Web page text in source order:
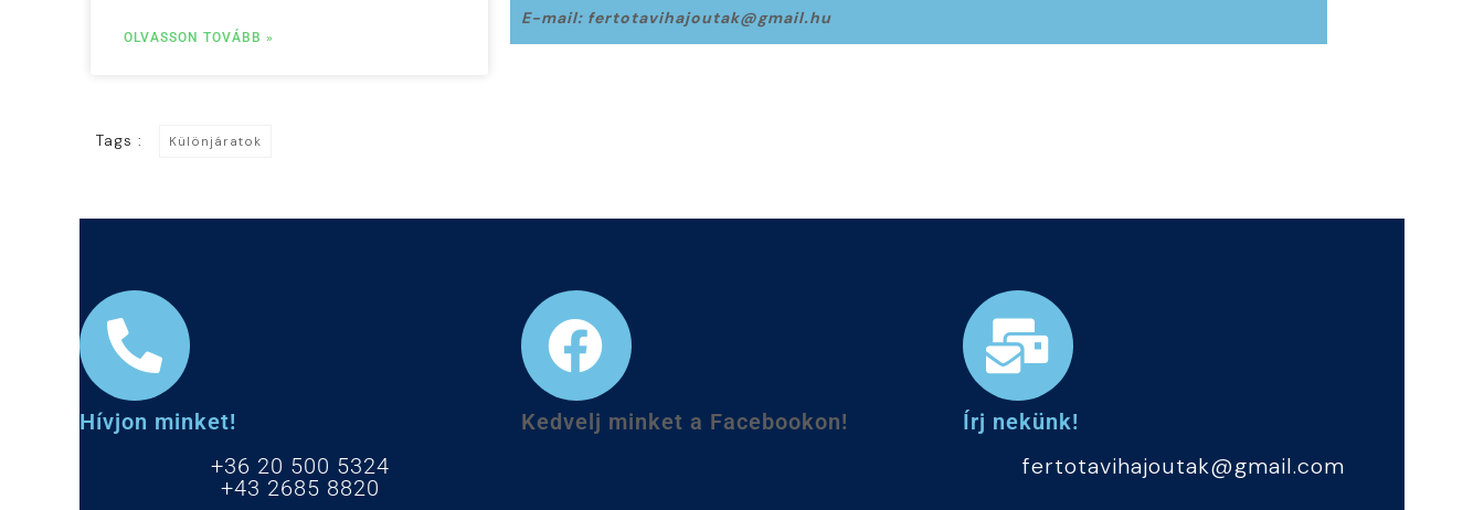
OLVASSON TOVÁBB »
E-mail: fertotavihajoutak@gmail.hu
Tags : Különjáratok
Hívjon minket!
+36 20 500 5324
+43 2685 8820
Kedvelj minket a Facebookon! Írj nekünk!
fertotavihajoutak@gmail.com